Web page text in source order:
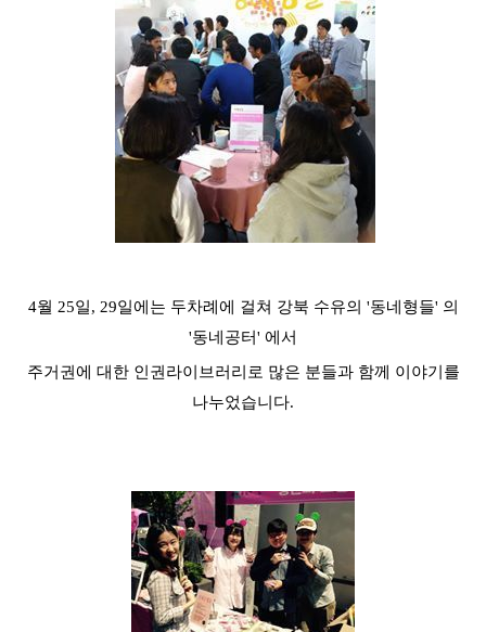
4월 25일, 29일에는 두차례에 걸쳐 강북 수유의 '동네형들' 의
'동네공터' 에서
주거권에 대한 인권라이브러리로 많은 분들과 함께 이야기를
나누었습니다.